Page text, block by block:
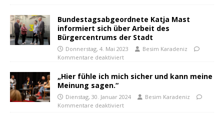
Bundestagsabgeordnete Katja Mast
informiert sich über Arbeit des
Bürgercentrums der Stadt
Donnerstag, 4. Mai 2023
Besim Karadeniz
Kommentare deaktiviert
„Hier fühle ich mich sicher und kann meine
Meinung sagen.“
Dienstag, 30. Januar 2024
Besim Karadeniz
Kommentare deaktiviert